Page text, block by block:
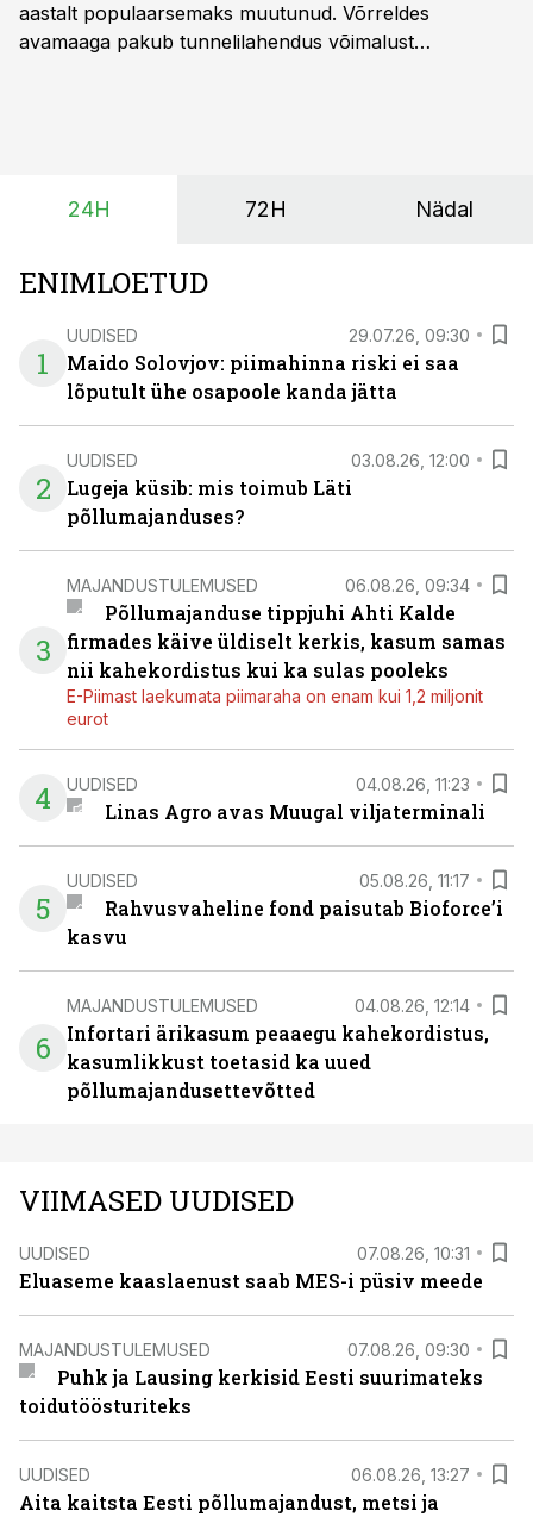
aastalt populaarsemaks muutunud. Võrreldes
avamaaga pakub tunnelilahendus võimalust
24H 72H Nädal
ENIMLOETUD
1
UUDISED 29.07.26, 09:30
Maido Solovjov: piimahinna riski ei saa
lõputult ühe osapoole kanda jätta
2
UUDISED 03.08.26, 12:00
Lugeja küsib: mis toimub Läti
põllumajanduses?
3
MAJANDUSTULEMUSED 06.08.26, 09:34
Põllumajanduse tippjuhi Ahti Kalde
firmades käive üldiselt kerkis, kasum samas
nii kahekordistus kui ka sulas pooleks
E-Piimast laekumata piimaraha on enam kui 1,2 miljonit
eurot
4 UUDISED 04.08.26, 11:23
Linas Agro avas Muugal viljaterminali
5
UUDISED 05.08.26, 11:17
Rahvusvaheline fond paisutab Bioforce’i
kasvu
6
MAJANDUSTULEMUSED 04.08.26, 12:14
Infortari ärikasum peaaegu kahekordistus,
kasumlikkust toetasid ka uued
põllumajandusettevõtted
VIIMASED UUDISED
UUDISED 07.08.26, 10:31
Eluaseme kaaslaenust saab MES-i püsiv meede
MAJANDUSTULEMUSED 07.08.26, 09:30
Puhk ja Lausing kerkisid Eesti suurimateks
toidutöösturiteks
UUDISED 06.08.26, 13:27
Aita kaitsta Eesti põllumajandust, metsi ja